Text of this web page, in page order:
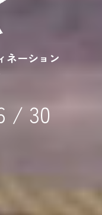
ネーション
/ 30